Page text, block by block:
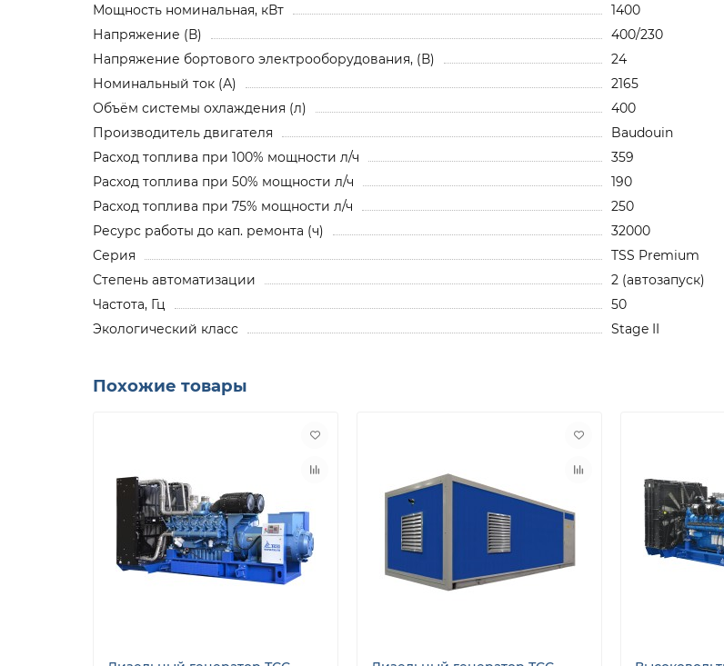
Мощность номинальная, кВт
1400
Напряжение (В)
400/230
Напряжение бортового электрооборудования, (В)
24
Номинальный ток (А)
2165
Объём системы охлаждения (л)
400
Производитель двигателя
Baudouin
Расход топлива при 100% мощности л/ч
359
Расход топлива при 50% мощности л/ч
190
Расход топлива при 75% мощности л/ч
250
Ресурс работы до кап. ремонта (ч)
32000
Серия
TSS Premium
Степень автоматизации
2 (автозапуск)
Частота, Гц
50
Экологический класс
Stage II
Похожие товары